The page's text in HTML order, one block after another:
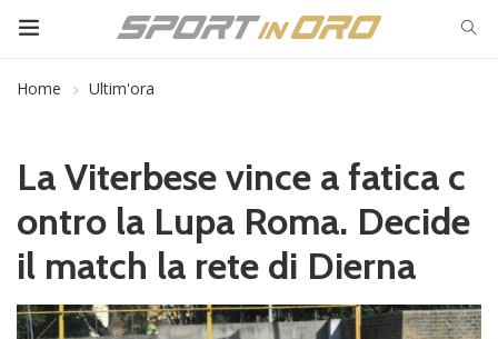
Home Ultim'ora
La Viterbese vince a fatica c
ontro la Lupa Roma. Decide
il match la rete di Dierna